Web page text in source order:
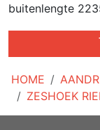
HOME
ZESHOEK
buitenlengte